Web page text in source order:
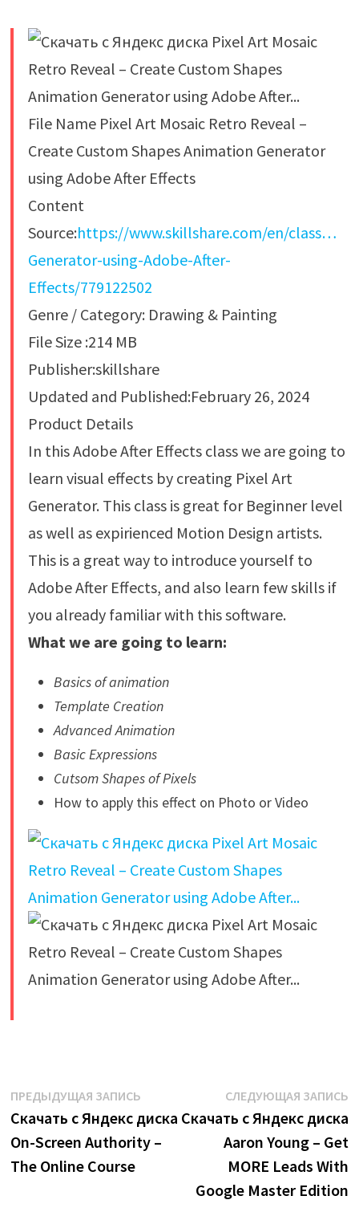
File Name Pixel Art Mosaic Retro Reveal –
Create Custom Shapes Animation Generator
using Adobe After Effects
Content
Source:https://www.skillshare.com/en/class…
Generator-using-Adobe-After-
Effects/779122502
Genre / Category: Drawing & Painting
File Size :214 MB
Publisher:skillshare
Updated and Published:February 26, 2024
Product Details
In this Adobe After Effects class we are going to
learn visual effects by creating Pixel Art
Generator. This class is great for Beginner level
as well as expirienced Motion Design artists.
This is a great way to introduce yourself to
Adobe After Effects, and also learn few skills if
you already familiar with this software.
What we are going to learn:
Basics of animation
Template Creation
Advanced Animation
Basic Expressions
Cutsom Shapes of Pixels
How to apply this effect on Photo or Video
Навигация
по
записям
ПРЕДЫДУЩАЯ ЗАПИСЬПредыдущая
запись:
Скачать с Яндекс диска
On-Screen Authority –
The Online Course
СЛЕДУЮЩАЯ ЗАПИСЬ
Скачать с Яндекс диска
Aaron Young – Get
MORE Leads With
Google Master Edition